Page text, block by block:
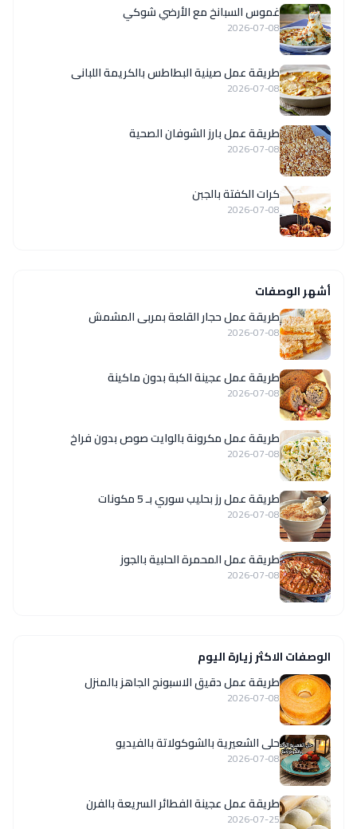
غموس السبانخ مع الأرضي شوكي
2026-07-08
طريقة عمل صينية البطاطس بالكريمة اللبانى
2026-07-08
طريقة عمل بارز الشوفان الصحية
2026-07-08
كرات الكفتة بالجبن
2026-07-08
أشهر الوصفات
طريقة عمل حجار القلعة بمربى المشمش
2026-07-08
طريقة عمل عجينة الكبة بدون ماكينة
2026-07-08
طريقة عمل مكرونة بالوايت صوص بدون فراخ
2026-07-08
طريقة عمل رز بحليب سوري بـ 5 مكونات
2026-07-08
طريقة عمل المحمرة الحلبية بالجوز
2026-07-08
الوصفات الاكثر زيارة اليوم
طريقة عمل دقيق الاسبونج الجاهز بالمنزل
2026-07-08
حلى الشعيرية بالشوكولاتة بالفيديو
2026-07-08
طريقة عمل عجينة الفطائر السريعة بالفرن
2026-07-25